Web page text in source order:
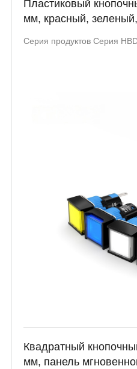
Пластиковый
мм, красный,
серия
Серия продуктов Серия
Квадратный
мм, панель